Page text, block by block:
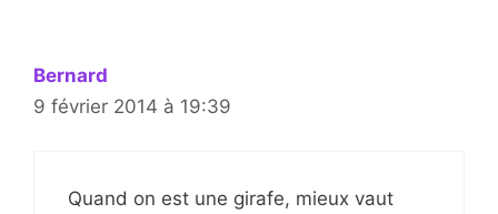
Bernard
9 février 2014 à 19:39
Quand on est une girafe, mieux vaut